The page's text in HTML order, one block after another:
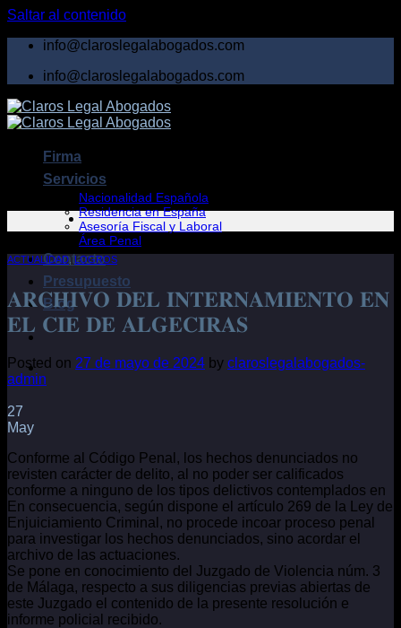
Saltar al contenido
info@claroslegalabogados.com
info@claroslegalabogados.com
Firma
Servicios
Nacionalidad Española
Residencia en España
Asesoría Fiscal y Laboral
Área Penal
Contacto
Presupuesto
Blog
ACTUALIDAD,LOGROS
𝐀𝐑𝐂𝐇𝐈𝐕𝐎 𝐃𝐄𝐋 𝐈𝐍𝐓𝐄𝐑𝐍𝐀𝐌𝐈𝐄𝐍𝐓𝐎 𝐄𝐍
𝐄𝐋 𝐂𝐈𝐄 𝐃𝐄 𝐀𝐋𝐆𝐄𝐂𝐈𝐑𝐀𝐒
Posted on 27 de mayo de 2024 by claroslegalabogados-
admin
27
May
Conforme al Código Penal, los hechos denunciados no
revisten carácter de delito, al no poder ser calificados
conforme a ninguno de los tipos delictivos contemplados en
En consecuencia, según dispone el artículo 269 de la Ley de
Enjuiciamiento Criminal, no procede incoar proceso penal
para investigar los hechos denunciados, sino acordar el
archivo de las actuaciones.
Se pone en conocimiento del Juzgado de Violencia núm. 3
de Málaga, respecto a sus diligencias previas abiertas de
este Juzgado el contenido de la presente resolución e
informe policial recibido.